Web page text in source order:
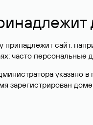
принадлежит сайт,
часто персональные
указано
зарегистрирован